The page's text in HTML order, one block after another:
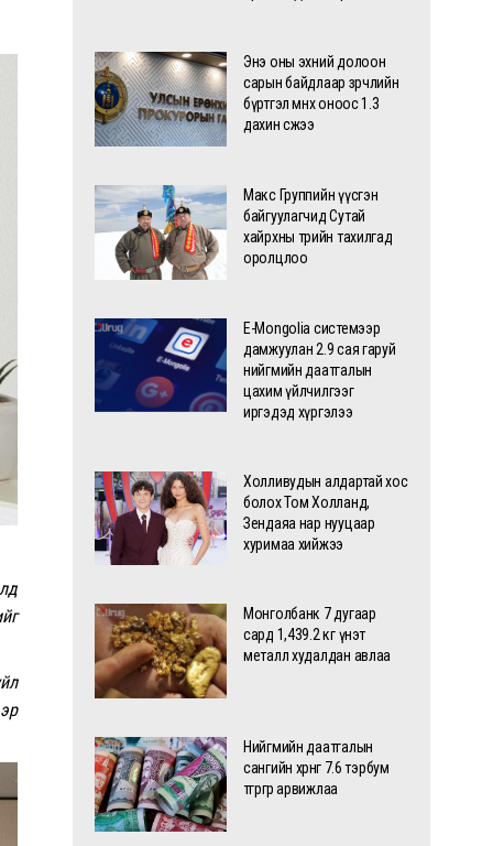
Энэ оны эхний долоон
сарын байдлаар зөрчлийн
бүртгэл өмнөх оноос 1.3
дахин өсжээ
Макс Группийн үүсгэн
байгуулагчид Сутай
хайрхны төрийн тахилгад
оролцлоо
E-Mongolia системээр
дамжуулан 2.9 сая гаруй
нийгмийн даатгалын
цахим үйлчилгээг
иргэдэд хүргэлээ
Холливудын алдартай хос
болох Том Холланд,
Зендаяа нар нууцаар
хуримаа хийжээ
Монголбанк 7 дугаар
сард 1,439.2 кг үнэт
металл худалдан авлаа
Нийгмийн даатгалын
сангийн хөрөнгө 7.6 тэрбум
төгрөгөөр арвижлаа